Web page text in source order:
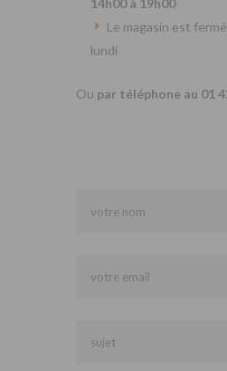
14h00 à 19h00
Le magasin est
lundi
Ou par téléphone au 01